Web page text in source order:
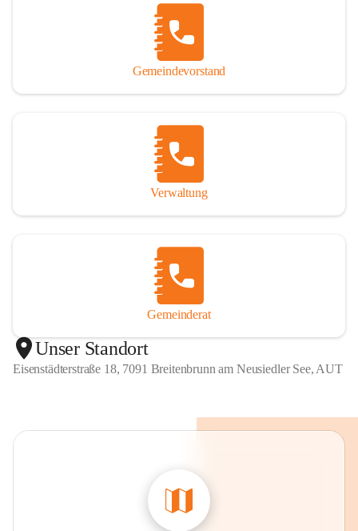
Gemeindevorstand
Verwaltung
Gemeinderat
Unser Standort
Eisenstädterstraße 18, 7091 Breitenbrunn am Neusiedler See, AUT